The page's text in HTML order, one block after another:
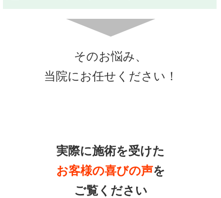
そのお悩み、
当院にお任せください！
実際に施術を受けた
お客様の喜びの声を
ご覧ください